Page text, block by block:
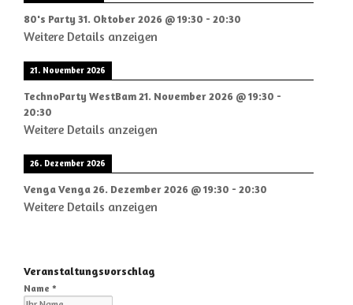
80's Party31. Oktober 2026 @19:30 - 20:30
Weitere Details anzeigen
21. November 2026
TechnoParty WestBam21. November 2026 @19:30 -
20:30
Weitere Details anzeigen
26. Dezember 2026
Venga Venga26. Dezember 2026 @19:30 - 20:30
Weitere Details anzeigen
Veranstaltungsvorschlag
Name *